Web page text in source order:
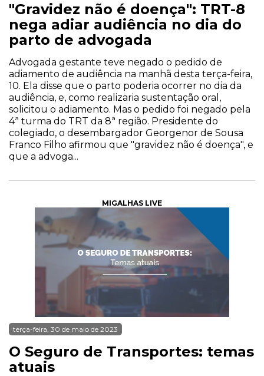
"Gravidez não é doença": TRT-8
nega adiar audiência no dia do
parto de advogada
Advogada gestante teve negado o pedido de
adiamento de audiência na manhã desta terça-feira,
10. Ela disse que o parto poderia ocorrer no dia da
audiência, e, como realizaria sustentação oral,
solicitou o adiamento. Mas o pedido foi negado pela
4ª turma do TRT da 8ª região. Presidente do
colegiado, o desembargador Georgenor de Sousa
Franco Filho afirmou que "gravidez não é doença", e
que a advoga...
MIGALHAS LIVE
terça-feira, 30 de maio de 2023
O Seguro de Transportes: temas
atuais